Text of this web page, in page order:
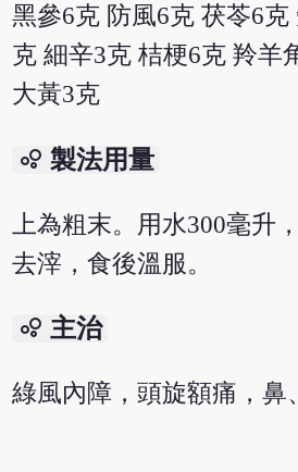
黑參6克 防風6克 茯苓6克
克 細辛3克 桔梗6克 羚羊
大黃3克
bubble_chart 製法用量
上為粗末。用水300毫升
去滓，食後溫服。
bubble_chart 主治
綠風內障，頭旋額痛，鼻